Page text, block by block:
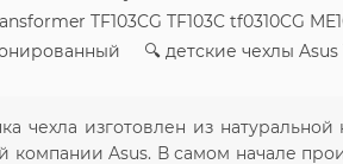
TF103CG TF103C tf0310CG
🔍 детские чехлы Asus
чехла изготовлен из
компании Asus. В самом начале